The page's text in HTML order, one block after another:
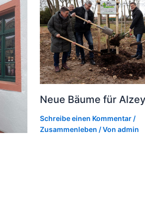
Neue Bäume für Alzey
Schreibe einen Kommentar /
Zusammenleben / Von admin